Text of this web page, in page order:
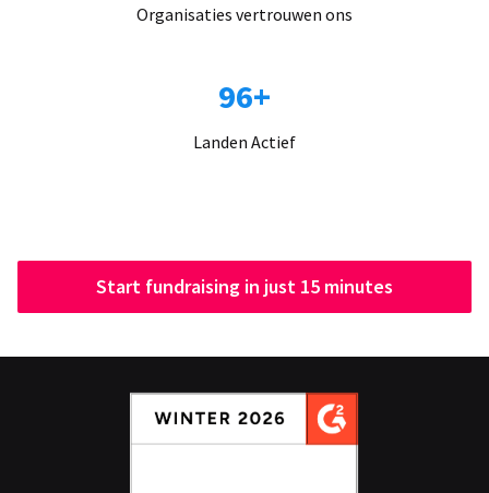
Organisaties vertrouwen ons
96+
Landen Actief
Start fundraising in just 15 minutes